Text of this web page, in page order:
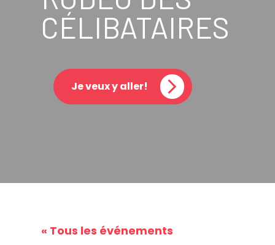
CÉLIBATAIRES
Je veux y aller!
« Tous les événements